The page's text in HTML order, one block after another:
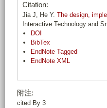
Citation:
Jia J, He Y. The design,
Interactive Technology and
DOI
BibTex
EndNote Tagged
EndNote XML
附注:
cited By 3